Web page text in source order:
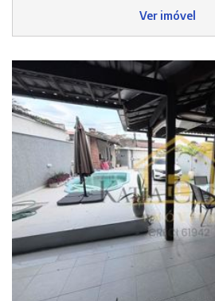
Ver imóvel